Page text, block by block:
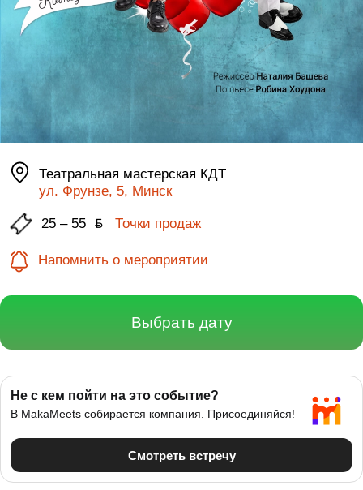
Театральная мастерская КДТ
ул. Фрунзе, 5, Минск
25 – 55 ƃ Точки продаж
Напомнить о мероприятии
Выбрать дату